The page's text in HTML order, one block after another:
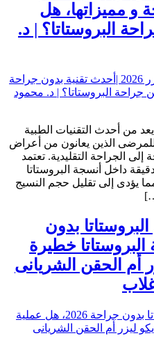
و مميزاتها، هل
البروستاتا؟ | د.
يعد من أحدث التقنيات الطبية
للمرضى الذين يعانون من أعراض
الجراحة التقليدية. تعتمد
داخل أنسجة البروستاتا
يؤدى إلى تقليل حجم النسيج
بدون
عملية البروستاتا خطيرة
أم الحقن الشريانى